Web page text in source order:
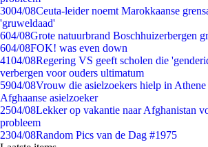
3004/08Ceuta-leider noemt Marokkaanse
'gruweldaad'
604/08Grote natuurbrand Boschhuizerbergen
604/08FOK! was even down
4104/08Regering VS geeft scholen die
verbergen voor ouders ultimatum
5904/08Vrouw die asielzoekers hielp in
Afghaanse asielzoeker
2504/08Lekker op vakantie naar Afghanistan
probleem
2304/08Random Pics van de Dag #1975